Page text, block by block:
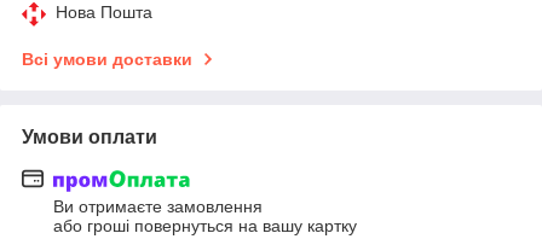
Нова Пошта
Всі умови доставки
Умови оплати
Ви отримаєте замовлення
або гроші повернуться на вашу картку